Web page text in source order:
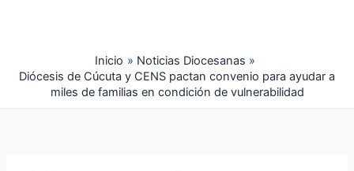
Inicio
Noticias Diocesanas
Diócesis de Cúcuta y CENS pactan convenio para ayudar a
miles de familias en condición de vulnerabilidad